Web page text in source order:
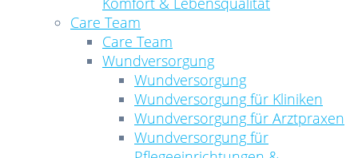
Care Team
Care Team
Wundversorgung
Wundversorgung
Wundversorgung für Kliniken
Wundversorgung für Arztpraxen
Wundversorgung für